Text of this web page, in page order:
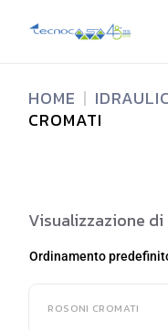
HOME
CROMATI
Visualizzazione
Ordinamento
ROSONI CROMATI